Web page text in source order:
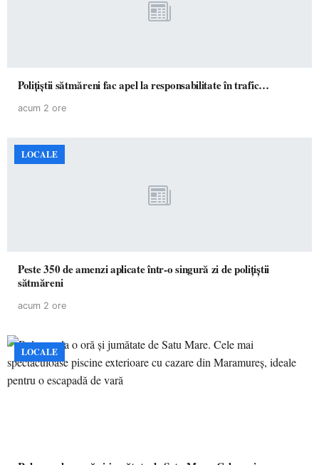
Polițiștii sătmăreni fac apel la responsabilitate în trafic…
acum 2 ore
LOCALE
Peste 350 de amenzi aplicate într-o singură zi de polițiștii
sătmăreni
acum 2 ore
LOCALE